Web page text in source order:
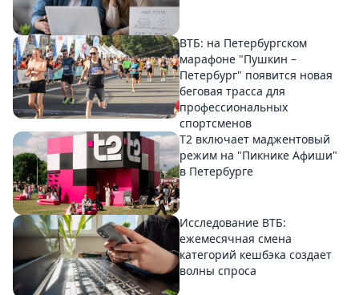
ВТБ: на Петербургском
марафоне "Пушкин –
Петербург" появится новая
беговая трасса для
профессиональных
спортсменов
Т2 включает маджентовый
режим на "Пикнике Афиши"
в Петербурге
Исследование ВТБ:
ежемесячная смена
категорий кешбэка создает
волны спроса